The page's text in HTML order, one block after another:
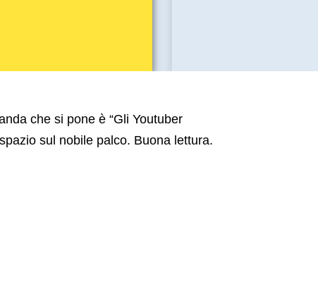
che si pone è “Gli Youtuber
sul nobile palco. Buona lettura.